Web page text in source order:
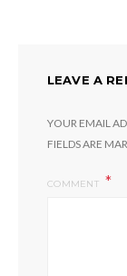
LEAVE A
YOUR EMAIL
FIELDS ARE
COMMENT